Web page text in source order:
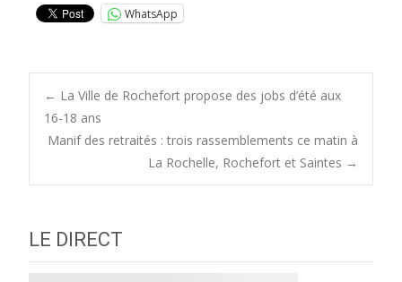
WhatsApp
Post
navigation
← La Ville de Rochefort propose des jobs d’été aux
16-18 ans
Manif des retraités : trois rassemblements ce matin à
La Rochelle, Rochefort et Saintes →
LE DIRECT